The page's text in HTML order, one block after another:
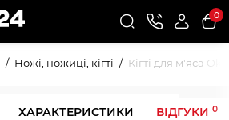
0
Ножі, ножиці, кігті Кігті для м'яса
ХАРАКТЕРИСТИКИ ВІДГУКИ 0